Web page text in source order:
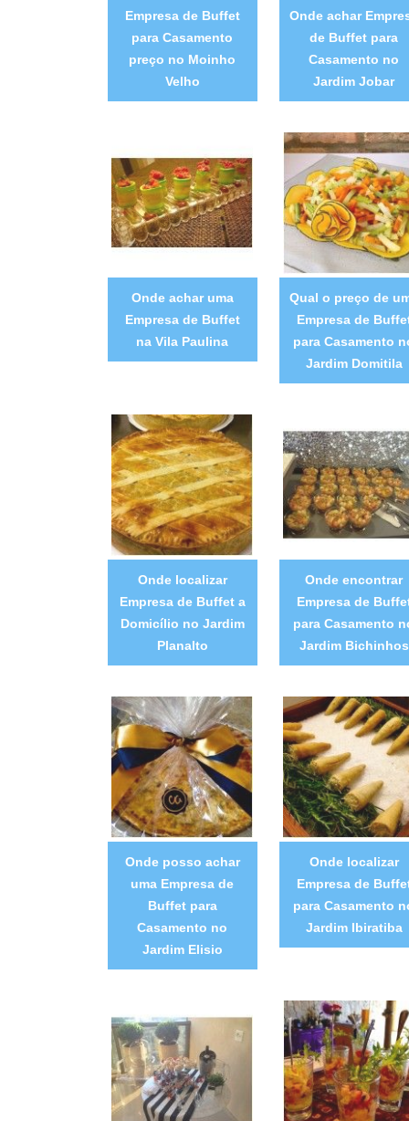
Empresa de Buffet
para Casamento
preço no Moinho
Velho
Onde achar
de Buffet para
Casamento no
Jardim Jobar
Onde achar uma
Empresa de Buffet
na Vila Paulina
Qual o preço de
Empresa de
para Casamento
Jardim Domitila
Onde localizar
Empresa de Buffet a
Domicílio no Jardim
Planalto
Onde encontrar
Empresa de
para Casamento
Jardim Bichinhos
Onde posso achar
uma Empresa de
Buffet para
Casamento no
Jardim Elisio
Onde localizar
Empresa de
para Casamento
Jardim Ibiratiba